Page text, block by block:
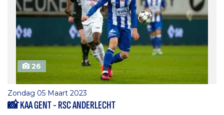
26
Zondag 05 Maart 2023
📸 KAA GENT - RSC ANDERLECHT